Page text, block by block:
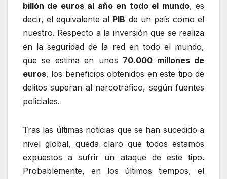
billón de euros al año en todo el mundo, es
decir, el equivalente al PIB de un país como el
nuestro. Respecto a la inversión que se realiza
en la seguridad de la red en todo el mundo,
que se estima en unos 70.000 millones de
euros, los beneficios obtenidos en este tipo de
delitos superan al narcotráfico, según fuentes
policiales.
Tras las últimas noticias que se han sucedido a
nivel global, queda claro que todos estamos
expuestos a sufrir un ataque de este tipo.
Probablemente, en los últimos tiempos, el